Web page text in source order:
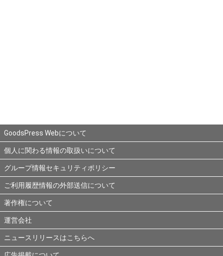
GoodsPress Webについて
個人に関わる情報の取扱いについて
グループ情報セキュリティポリシー
ご利用履歴情報の外部送信について
著作権について
運営会社
ニュースリリースはこちらへ